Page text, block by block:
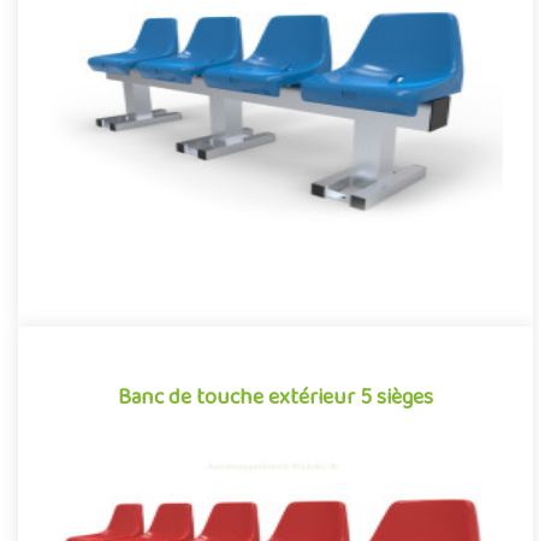
Banc de touche extérieur 4 sièges
Banc de touche extérieur pour aménagements sportifs, conçu
et optimisé pour concilier confort et robustesse. Équipé de 4 ..
Offre partenaire
Banc de touche extérieur 5 sièges
Banc de touche extérieur 5 sièges
Banc de touche extérieur pour aménagements sportifs, conçu